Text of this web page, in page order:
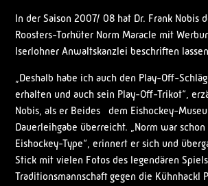
In der Saison 2007/ 08 hat Dr. Frank Nobis
Roosters-Torhüter Norm Maracle mit
Iserlohner Anwaltskanzlei beschriften
„Deshalb habe ich auch den Play-Off-
erhalten und auch sein Play-Off-Trikot“,
Nobis, als er Beides dem Eishockey-
Dauerleihgabe überreicht. „Norm war
Eishockey-Type“, erinnert er sich und
Stick mit vielen Fotos des legendären
Traditionsmannschaft gegen die Kühnhackl